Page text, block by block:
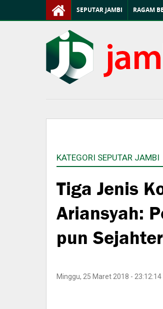
SEPUTAR JAMBI RAGAM
KATEGORI SEPUTAR JAMBI
Tiga Jenis
Ariansyah:
pun
Minggu, 25 Maret 2018 - 23:12:14